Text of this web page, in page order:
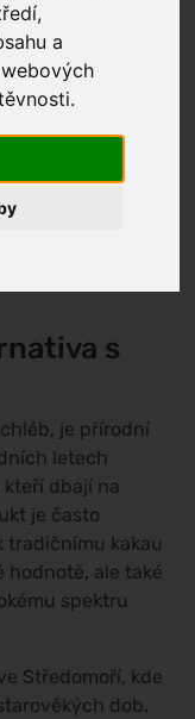
a
s
je přírodní
letech
dbají na
je často
tradičnímu kakau
hodnotě, ale také
spektru
Středomoří, kde
dob.